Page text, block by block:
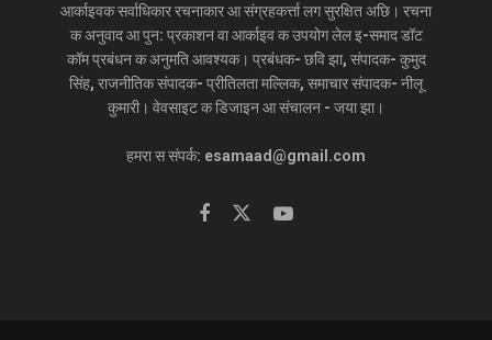
आर्काइवक सर्वाधिकार रचनाकार आ संग्रहकर्त्ता लग सुरक्षित अछि। रचना
क अनुवाद आ पुन: प्रकाशन वा आर्काइव क उपयोग लेल इ-समाद डॉट
कॉम प्रबंधन क अनुमति आवश्यक। प्रबंधक- छवि झा, संपादक- कुमुद
सिंह, राजनीतिक संपादक- प्रीतिलता मल्लिक, समाचार संपादक- नीलू
कुमारी। वेवसाइट क डिजाइन आ संचालन - जया झा।
हमरा स संपर्क: esamaad@gmail.com